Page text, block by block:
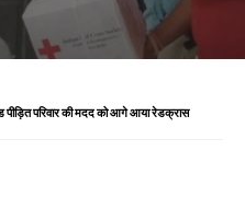
पीड़ित परिवार की मदद को आगे आया रेडक्रास